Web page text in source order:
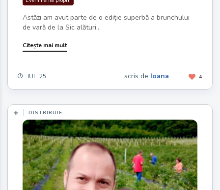
Astăzi am avut parte de o ediție superbă a brunchului
de vară de la Sic alături...
Citește mai mult
IUL. 25 4
scris de Ioana
DISTRIBUIE